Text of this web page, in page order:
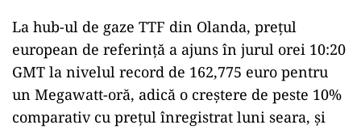
La hub-ul de gaze TTF din Olanda, preţul
european de referinţă a ajuns în jurul orei 10:20
GMT la nivelul record de 162,775 euro pentru
un Megawatt-oră, adică o creştere de peste 10%
comparativ cu preţul înregistrat luni seara, şi